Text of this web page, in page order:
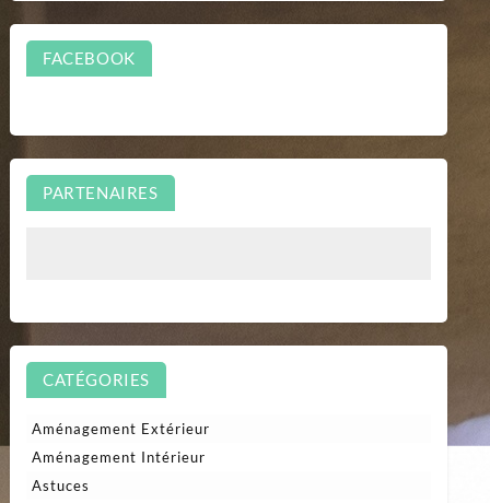
FACEBOOK
PARTENAIRES
CATÉGORIES
Aménagement Extérieur
Aménagement Intérieur
Astuces